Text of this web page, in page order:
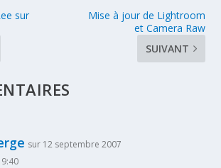
sur
Mise à jour de Lightroom
et Camera Raw
SUIVANT
sur 12 septembre 2007